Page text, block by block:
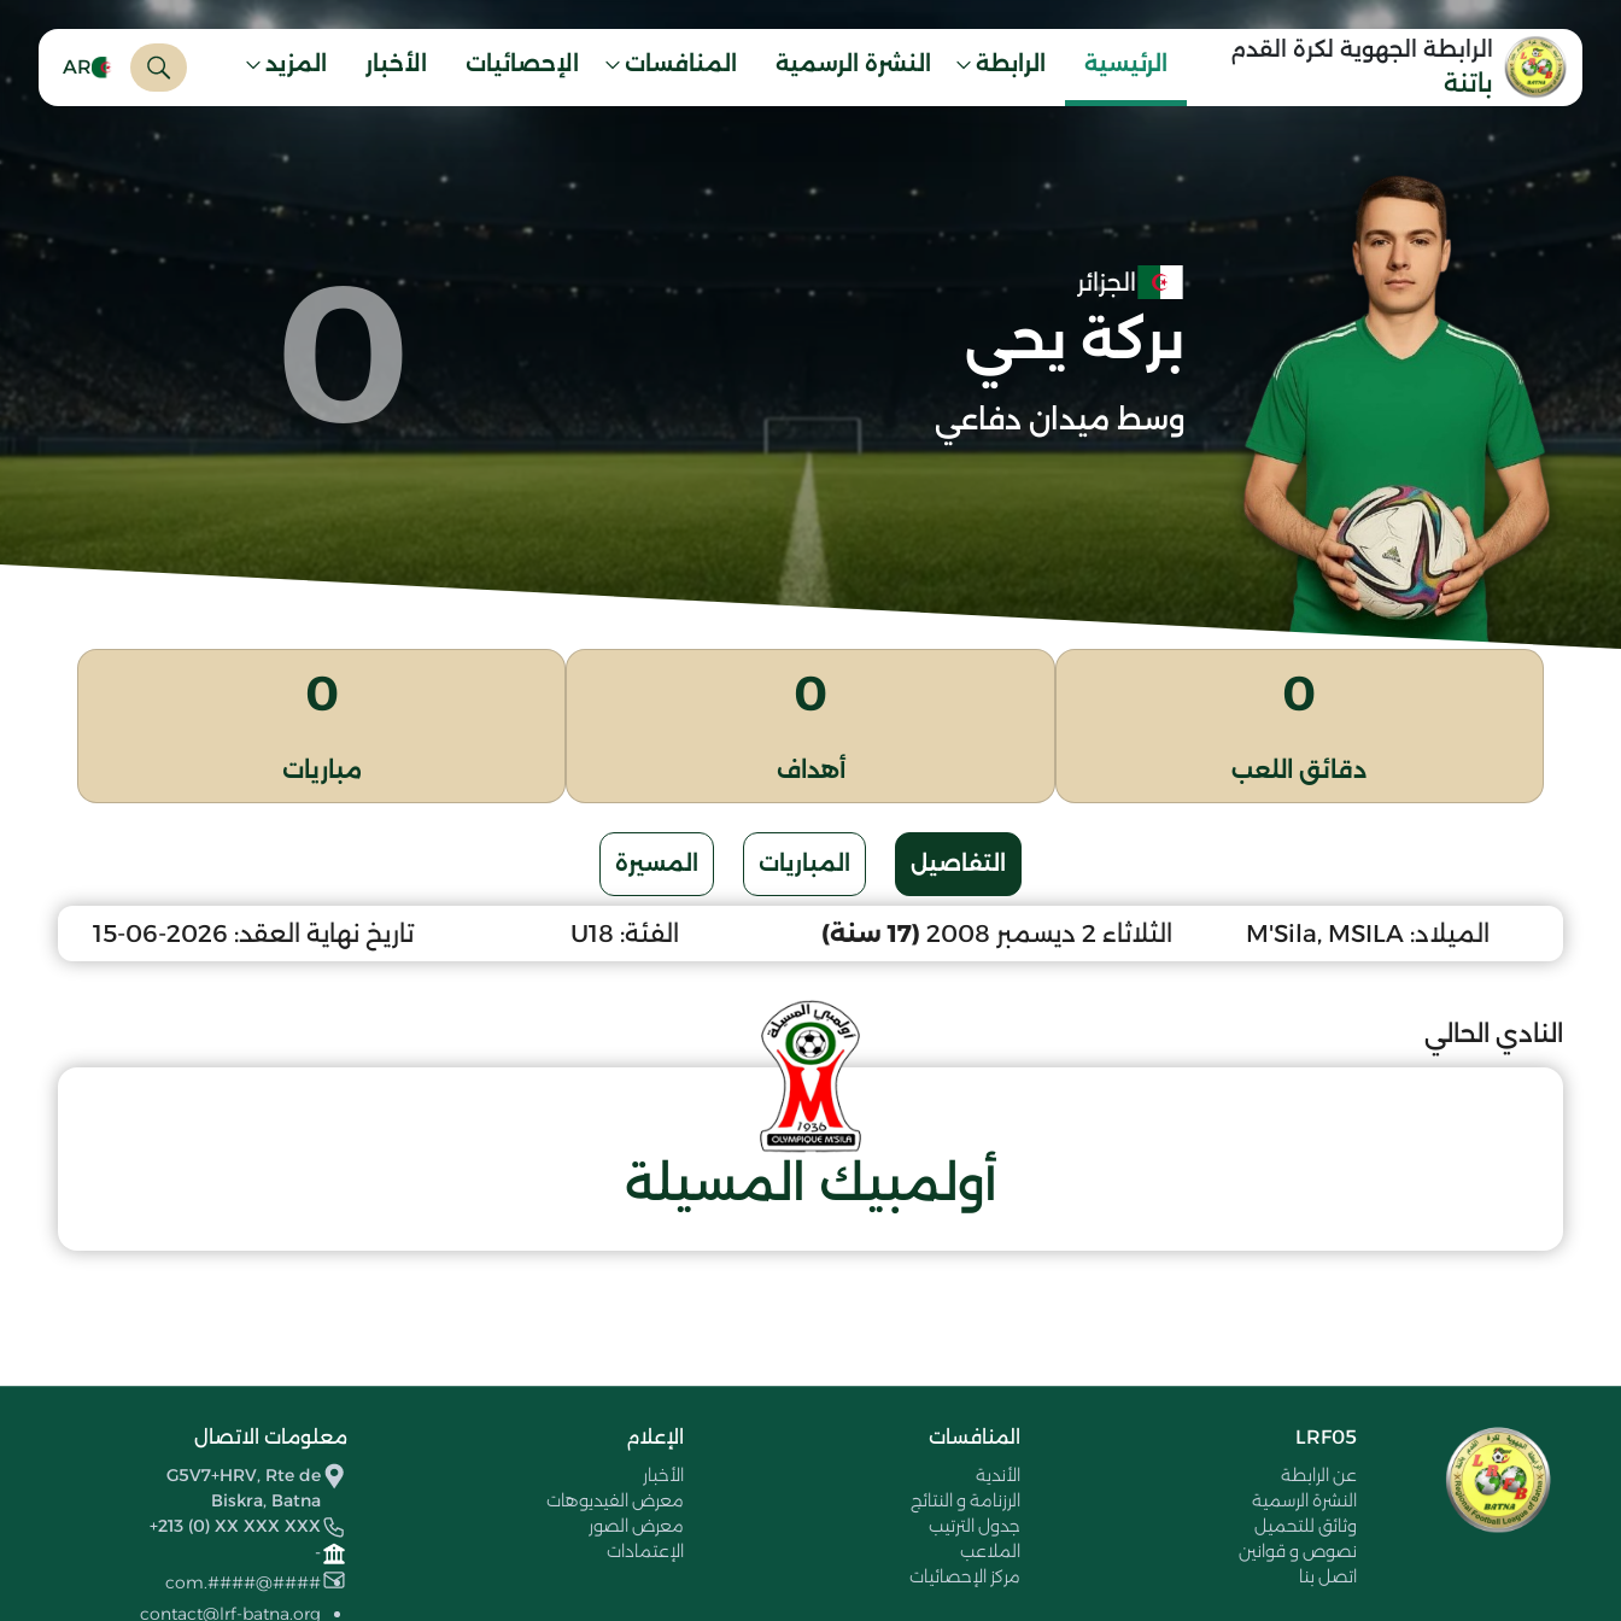
الرابطة الجهوية لكرة القدم
باتنة
الرئيسية الرابطة النشرة الرسمية المنافسات الإحصائيات الأخبار المزيد AR
الجزائر
بركة يحي
وسط ميدان دفاعي 0
0
دقائق اللعب
0
أهداف
0
مباريات
التفاصيل المباريات المسيرة
الميلاد: M'Sila, MSILA الثلاثاء 2 ديسمبر 2008 (17 سنة) الفئة: U18 تاريخ نهاية العقد: 2026-06-15
النادي الحالي
أولمبيك المسيلة
LRF05
عن الرابطة
النشرة الرسمية
وثائق للتحميل
نصوص و قوانين
اتصل بنا
المنافسات
الأندية
الرزنامة و النتائج
جدول الترتيب
الملاعب
مركز الإحصائيات
الإعلام
الأخبار
معرض الفيديوهات
معرض الصور
الإعتمادات
معلومات الاتصال
G5V7+HRV, Rte de
Biskra, Batna
+213 (0) XX XXX XXX
-
####@####.com
contact@lrf-batna.org